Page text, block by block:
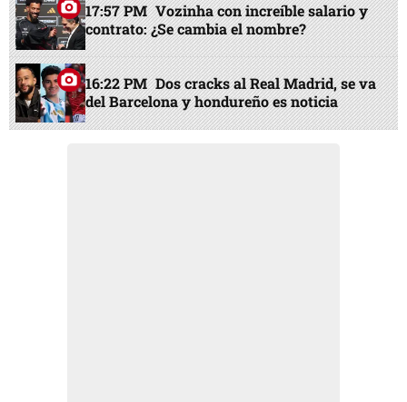
17:57 PM Vozinha con increíble salario y
contrato: ¿Se cambia el nombre?
16:22 PM Dos cracks al Real Madrid, se va
del Barcelona y hondureño es noticia